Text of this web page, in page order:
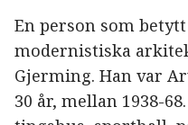
En person som
modernistiska
Gjerming. Han var
30 år, mellan 1938-